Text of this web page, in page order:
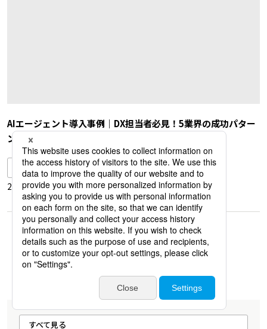
AIエージェント導入事例｜DX担当者必見！5業界の成功パター
ン
営業DX・AI活用
2026.03.06
< 1 ... 4 5 6 7 8 ... 40 >
すべて見る